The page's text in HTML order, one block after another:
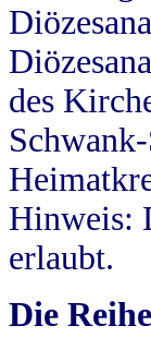
des
Hinweis:
erlaubt.
Die